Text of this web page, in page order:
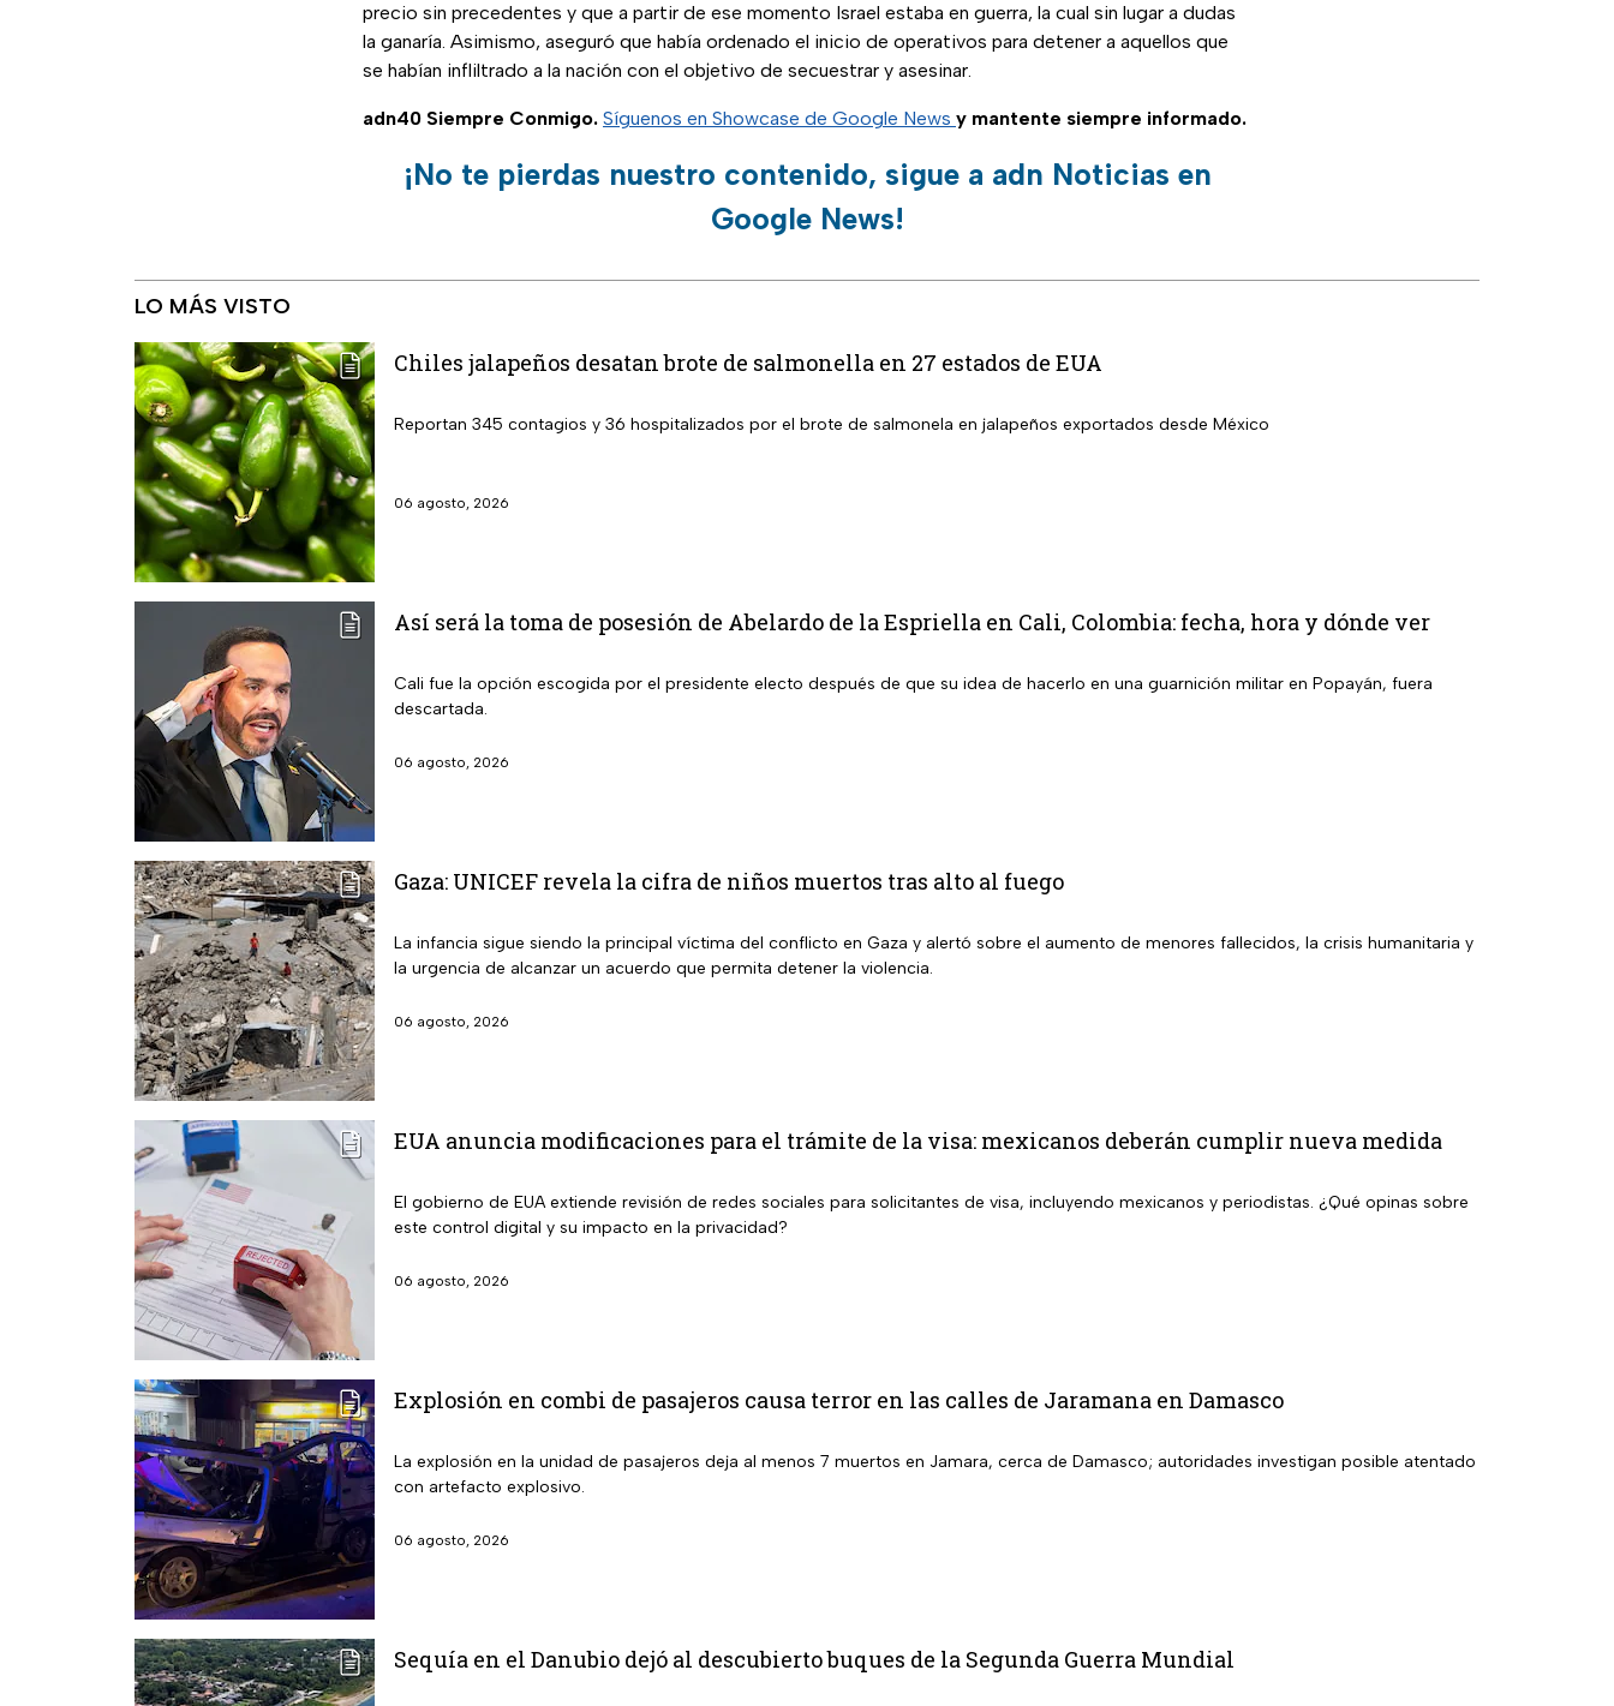
precio sin precedentes y que a partir de ese momento Israel estaba en guerra, la cual sin lugar a dudas
la ganaría. Asimismo, aseguró que había ordenado el inicio de operativos para detener a aquellos que
se habían infliltrado a la nación con el objetivo de secuestrar y asesinar.
adn40 Siempre Conmigo. Síguenos en Showcase de Google News y mantente siempre informado.
¡No te pierdas nuestro contenido, sigue a adn Noticias en
Google News!
LO MÁS VISTO
Chiles jalapeños desatan brote de salmonella en 27 estados de EUA
Reportan 345 contagios y 36 hospitalizados por el brote de salmonela en jalapeños exportados desde México
06 agosto, 2026
Así será la toma de posesión de Abelardo de la Espriella en Cali, Colombia: fecha, hora y dónde ver
Cali fue la opción escogida por el presidente electo después de que su idea de hacerlo en una guarnición militar en Popayán, fuera
descartada.
06 agosto, 2026
Gaza: UNICEF revela la cifra de niños muertos tras alto al fuego
La infancia sigue siendo la principal víctima del conflicto en Gaza y alertó sobre el aumento de menores fallecidos, la crisis humanitaria y
la urgencia de alcanzar un acuerdo que permita detener la violencia.
06 agosto, 2026
EUA anuncia modificaciones para el trámite de la visa: mexicanos deberán cumplir nueva medida
El gobierno de EUA extiende revisión de redes sociales para solicitantes de visa, incluyendo mexicanos y periodistas. ¿Qué opinas sobre
este control digital y su impacto en la privacidad?
06 agosto, 2026
Explosión en combi de pasajeros causa terror en las calles de Jaramana en Damasco
La explosión en la unidad de pasajeros deja al menos 7 muertos en Jamara, cerca de Damasco; autoridades investigan posible atentado
con artefacto explosivo.
06 agosto, 2026
Sequía en el Danubio dejó al descubierto buques de la Segunda Guerra Mundial